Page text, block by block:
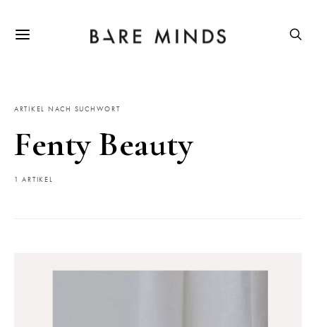
ARTIKEL NACH SUCHWORT
Fenty Beauty
1 ARTIKEL